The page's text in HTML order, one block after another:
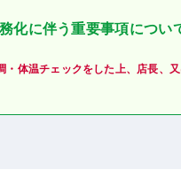
化に伴う重要事項につい
・体温チェックをした上、店長、